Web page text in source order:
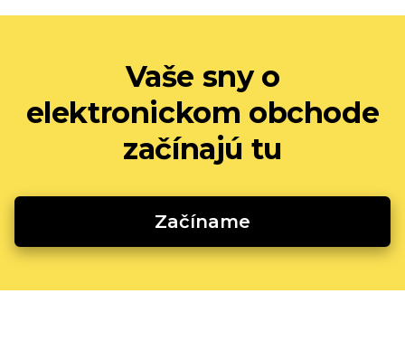
Vaše sny o
elektronickom obchode
začínajú tu
Začíname